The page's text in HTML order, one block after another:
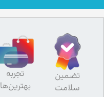
تضمین
سلامت
تجربه
بهترین‌ها